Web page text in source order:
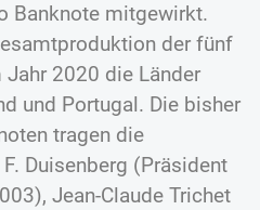
Banknote mitgewirkt.
der fünf
2020 die Länder
und Portugal. Die bisher
tragen die
Duisenberg (Präsident
Jean-Claude Trichet